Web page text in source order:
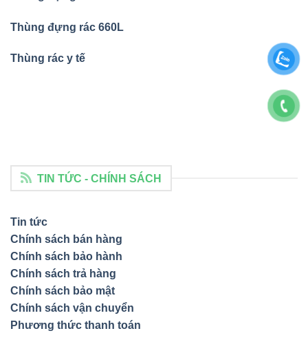
Thùng đựng rác 660L
Thùng rác y tế
TIN TỨC - CHÍNH SÁCH
Tin tức
Chính sách bán hàng
Chính sách bảo hành
Chính sách trả hàng
Chính sách bảo mật
Chính sách vận chuyển
Phương thức thanh toán